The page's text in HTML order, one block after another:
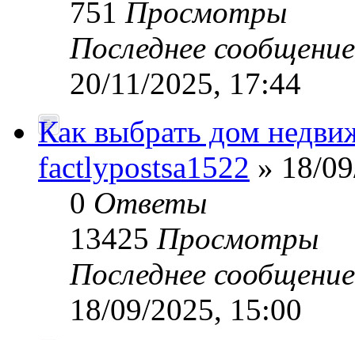
751 Просмотры
Последнее
20/11/2025, 17:44
Как выбрать дом
factlypostsa1522 » 18/
0 Ответы
13425 Просмотры
Последнее
18/09/2025, 15:00